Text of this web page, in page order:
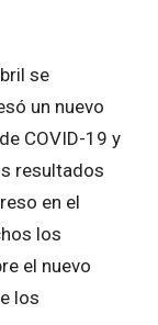
se
un nuevo
COVID-19 y
resultados
en el
los
el nuevo
los